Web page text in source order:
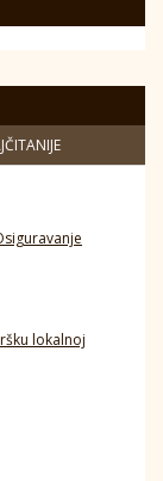
lokalnoj